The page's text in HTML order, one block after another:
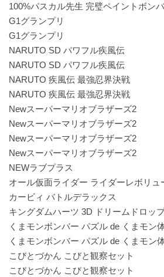
100%パスカル先生 完璧ペイントボン
G1グランプリ
G1グランプリ
NARUTO SD パワフル疾風伝
NARUTO SD パワフル疾風伝
NARUTO 疾風伝 最強忍界決戦
NARUTO 疾風伝 最強忍界決戦
Newスーパーマリオブラザーズ2
Newスーパーマリオブラザーズ2
Newスーパーマリオブラザーズ2
Newスーパーマリオブラザーズ2
NEWラブプラス
オール仮面ライダー ライダーレボリュ
カービィ バトルデラックス
キングダムハーツ 3D ドリームドロッ
くまモンボンバー パズル de くまモン
くまモンボンバー パズル de くまモン
こびとづかん こびと観察セット
こびとづかん こびと観察セット